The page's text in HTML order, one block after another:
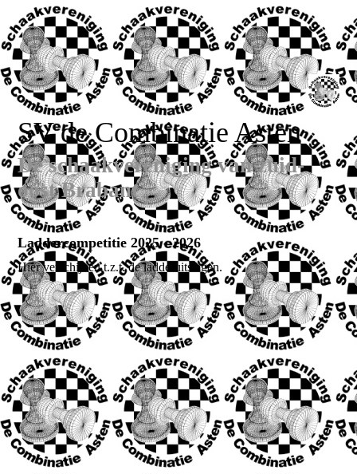
SV de Combinatie Asten
De schaakvereniging van zuid-
oost Brabant
Laddercompetitie 2025 - 2026
Hier verschijnen t.z.t. de ladderuitslagen.